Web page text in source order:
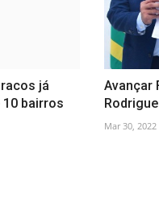
já
10 bairros
Avançar
Mar 30, 2022